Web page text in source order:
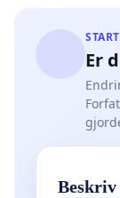
Er
Beskriv